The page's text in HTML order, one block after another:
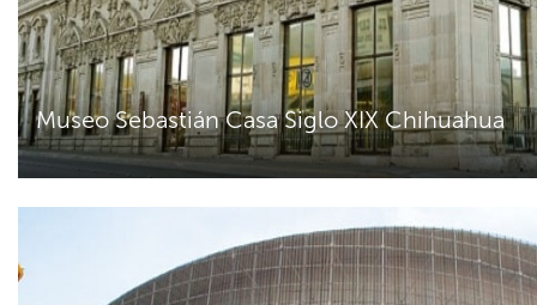
Museo Sebastián Casa Siglo XIX Chihuahua